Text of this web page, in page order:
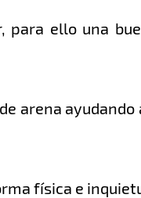
para ello una
arena ayudando
física e